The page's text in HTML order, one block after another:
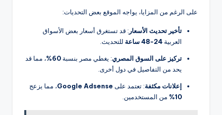
على الرغم من المزايا، يواجه الموقع بعض التحديات:
تأخير تحديث الأسعار : قد تستغرق أسعار بعض الأسواق
العربية 24-48 ساعة للتحديث.
تركيز على السوق المصري: يغطي مصر بنسبة 60%
، مما قد
يحد من التفاصيل في دول أخرى.
إعلانات مكثفة: تعتمد على Google Adsense، مما يزعج
10%
من المستخدمين.